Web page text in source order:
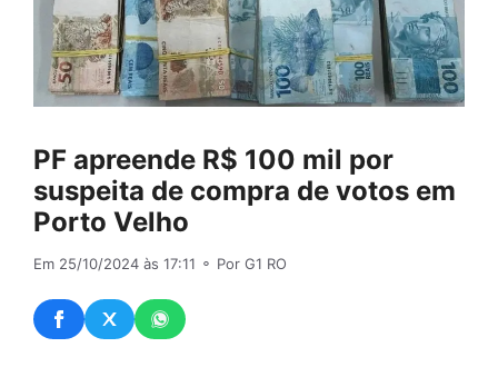
PF apreende R$ 100 mil por
suspeita de compra de votos em
Porto Velho
Em 25/10/2024 às 17:11 ⚬ Por G1 RO